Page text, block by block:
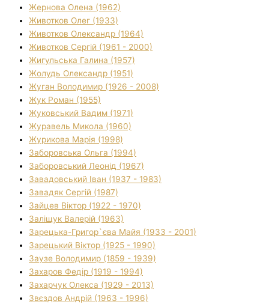
Жернова Олена (1962)
Животков Олег (1933)
Животков Олександр (1964)
Животков Сергій (1961 - 2000)
Жигульська Галина (1957)
Жолудь Олександр (1951)
Жуган Володимир (1926 - 2008)
Жук Роман (1955)
Жуковський Вадим (1971)
Журавель Микола (1960)
Журикова Марія (1998)
Заборовська Ольга (1994)
Заборовський Леонід (1967)
Завадовський Іван (1937 - 1983)
Завадяк Сергій (1987)
Зайцев Віктор (1922 - 1970)
Заліщук Валерій (1963)
Зарецька-Григор`єва Майя (1933 - 2001)
Зарецький Віктор (1925 - 1990)
Заузе Володимир (1859 - 1939)
Захаров Федір (1919 - 1994)
Захарчук Олекса (1929 - 2013)
Звєздов Андрій (1963 - 1996)